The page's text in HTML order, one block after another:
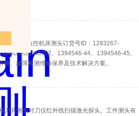
头
头CNC数控机床测头订货号ID：1283267-
、1394546-44、1394546-45、
、故障检测维修保养及技术解决方案。
具测头对刀仪红外线扫描激光探头。工件测头有